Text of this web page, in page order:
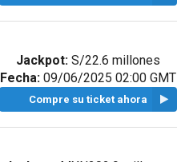
Jackpot:S/22.6 millones
Fecha:09/06/2025 02:00 GMT
Compre su ticket ahora